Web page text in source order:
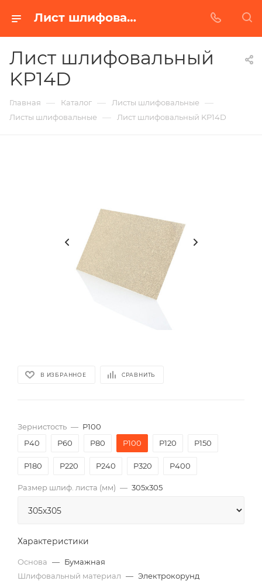
Лист шлифовальный KP14D в Белгороде | Купить по недорогой цене от Абразивного Завода
Лист шлифовальный
KP14D
Главная — Каталог — Листы шлифовальные —
Листы шлифовальные — Лист шлифовальный KP14D
В ИЗБРАННОЕ СРАВНИТЬ
Зернистость — P100
P40
P60 P80 P100 P120 P150
P180 P220 P240 P320 P400
Размер шлиф. листа (мм) — 305х305
Характеристики
Основа — Бумажная
Шлифовальный материал — Электрокорунд